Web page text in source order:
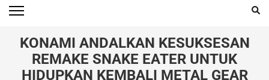
KONAMI ANDALKAN KESUKSESAN
REMAKE SNAKE EATER UNTUK
HIDUPKAN KEMBALI METAL GEAR